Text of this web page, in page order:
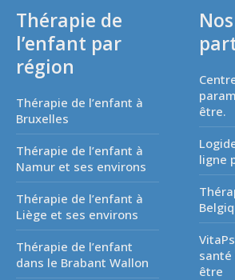
Thérapie de
l’enfant par
région
Thérapie de l’enfant à
Bruxelles
Thérapie de l’enfant à
Namur et ses environs
Thérapie de l’enfant à
Liège et ses environs
Thérapie de l’enfant
dans le Brabant Wallon
Nos
être.
ligne
être